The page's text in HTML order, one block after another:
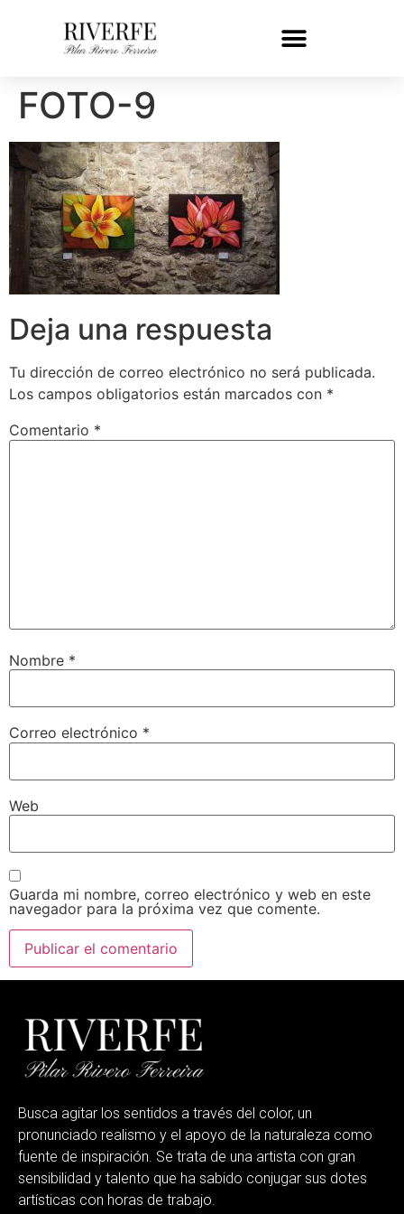
FOTO-9
Deja una respuesta
Tu dirección de correo electrónico no será publicada.
Los campos obligatorios están marcados con *
Comentario *
Nombre *
Correo electrónico *
Web
Guarda mi nombre, correo electrónico y web en este
navegador para la próxima vez que comente.
Busca agitar los sentidos a través del color, un
pronunciado realismo y el apoyo de la naturaleza como
fuente de inspiración. Se trata de una artista con gran
sensibilidad y talento que ha sabido conjugar sus dotes
artísticas con horas de trabajo.